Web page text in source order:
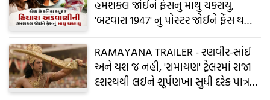
હમશકલ જોઈને ફેંસનુ માથુ ચકરાયુ,
'બટવારા 1947' નુ પોસ્ટર જોઈને ફેંસ થયા
કંફ્યુઝ
RAMAYANA TRAILER - રણવીર-સાંઈ
અને યશ જ નહી, 'રામાયણ' ટ્રેલરમાં રાજા
દશરથથી લઈને શૂર્પણખા સુધી દરેક પાત્રએ